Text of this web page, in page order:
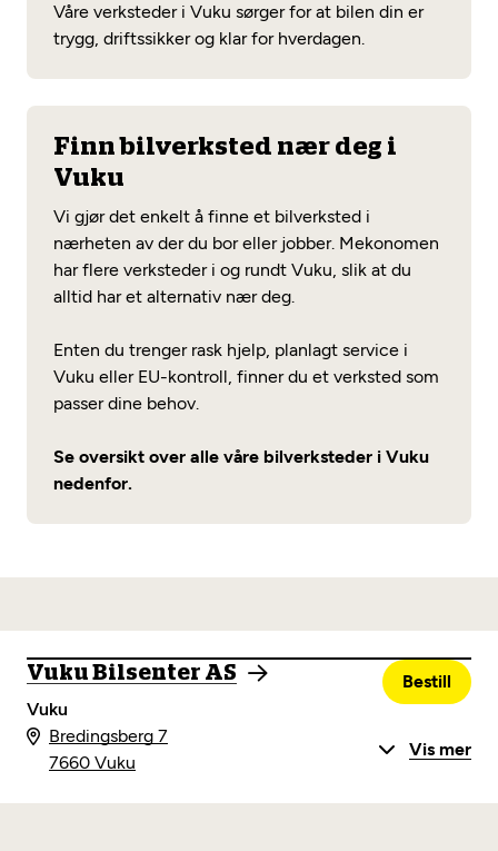
Våre verksteder i Vuku sørger for at bilen din er
trygg, driftssikker og klar for hverdagen.
Finn bilverksted nær deg i
Vuku
Vi gjør det enkelt å finne et bilverksted i
nærheten av der du bor eller jobber. Mekonomen
har flere verksteder i og rundt Vuku, slik at du
alltid har et alternativ nær deg.
Enten du trenger rask hjelp, planlagt service i
Vuku eller EU-kontroll, finner du et verksted som
passer dine behov.
Se oversikt over alle våre bilverksteder i Vuku
nedenfor.
Vuku Bilsenter AS
Vuku
Bestill
Bredingsberg 7
7660 Vuku
Vis mer